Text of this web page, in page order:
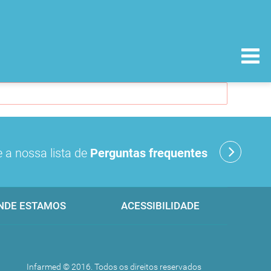
a nossa lista de Perguntas frequentes
ESTAMOS ACESSIBILIDADE
Infarmed © 2016. Todos os direitos reservados